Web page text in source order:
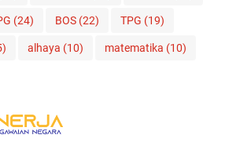
(24) BOS (22) TPG (19)
alhaya (10) matematika (10)